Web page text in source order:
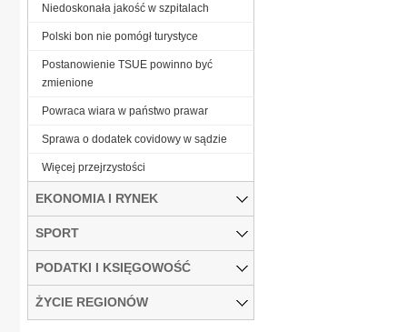
Niedoskonała jakość w szpitalach
Polski bon nie pomógł turystyce
Postanowienie TSUE powinno być
zmienione
Powraca wiara w państwo prawar
Sprawa o dodatek covidowy w sądzie
Więcej przejrzystości
EKONOMIA I RYNEK
SPORT
PODATKI I KSIĘGOWOŚĆ
ŻYCIE REGIONÓW